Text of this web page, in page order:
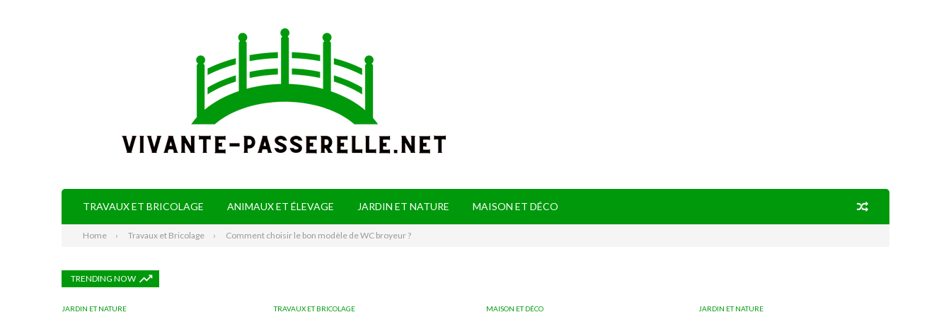
TRAVAUX ET BRICOLAGE ANIMAUX ET ÉLEVAGE JARDIN ET NATURE MAISON ET DÉCO
Home Travaux et Bricolage Comment choisir le bon modèle de WC broyeur ?
TRENDING NOW
JARDIN ET NATURE TRAVAUX ET BRICOLAGE MAISON ET DÉCO JARDIN ET NATURE